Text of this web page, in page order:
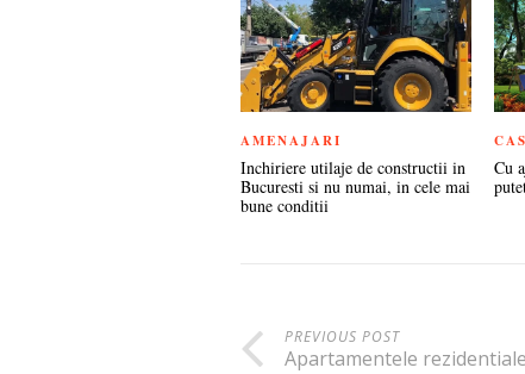
AMENAJARI
Inchiriere utilaje de constructii in
Bucuresti si nu numai, in cele mai
bune conditii
Cu
PREVIOUS POST
Apartamentele